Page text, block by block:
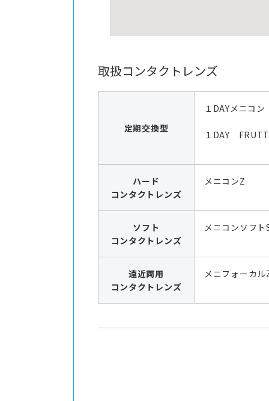
取扱コンタクトレンズ
定期交換型
１DAYメニコ
１DAY
ハード
コンタクトレンズ
メニコンZ
ソフト
コンタクトレンズ
メニコンソフト
遠近両用
コンタクトレンズ
メニフォーカル